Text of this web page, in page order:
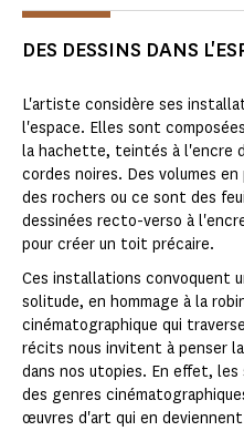
DES DESSINS DANS
L'artiste considère ses
l'espace. Elles sont
la hachette, teintés à l'encre
cordes noires. Des volumes
des rochers ou ce sont des
dessinées recto-verso à
pour créer un toit précaire.
Ces installations convoquent
solitude, en hommage à la
cinématographique qui
récits nous invitent à penser
dans nos utopies. En effet,
des genres
œuvres d'art qui en